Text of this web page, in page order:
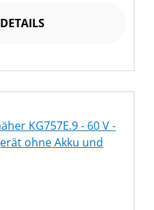
DETAILS